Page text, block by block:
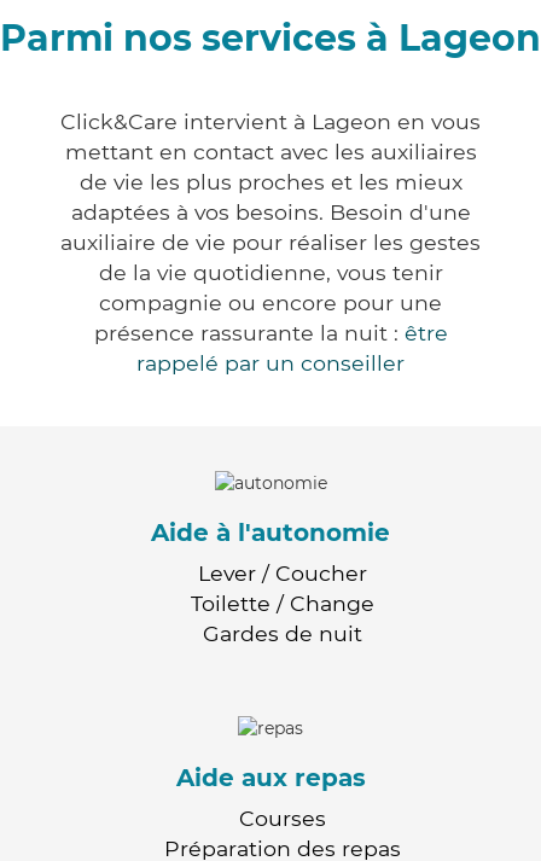
Parmi nos services à Lageon
Click&Care intervient à Lageon en vous
mettant en contact avec les auxiliaires
de vie les plus proches et les mieux
adaptées à vos besoins. Besoin d'une
auxiliaire de vie pour réaliser les gestes
de la vie quotidienne, vous tenir
compagnie ou encore pour une
présence rassurante la nuit : être
rappelé par un conseiller
Aide à l'autonomie
Lever / Coucher
Toilette / Change
Gardes de nuit
Aide aux repas
Courses
Préparation des repas